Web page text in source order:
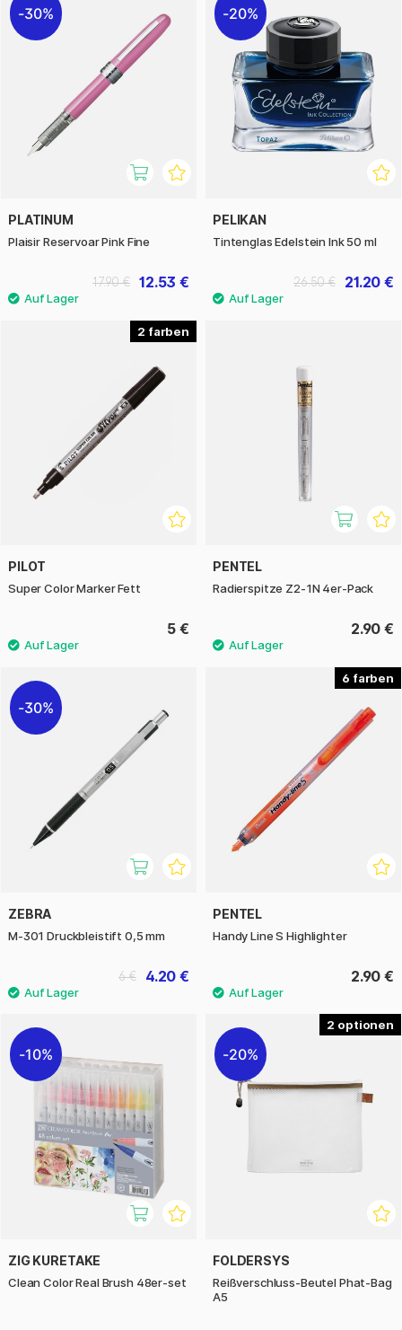
30%
PLATINUM
Plaisir Reservoar Pink Fine
12.53 €
17.90 €
20%
PELIKAN
Tintenglas Edelstein Ink 50 ml
21.20 €
26.50 €
2
PILOT
Super Color Marker Fett
5 €
PENTEL
Radierspitze Z2-1N 4er-Pack
2.90 €
30%
ZEBRA
M-301 Druckbleistift 0,5 mm
4.20 €
6 €
6
PENTEL
Handy Line S Highlighter
2.90 €
10%
ZIG KURETAKE
Clean Color Real Brush 48er-set
2
20%
FOLDERSYS
Reißverschluss-Beutel Phat-Bag
A5